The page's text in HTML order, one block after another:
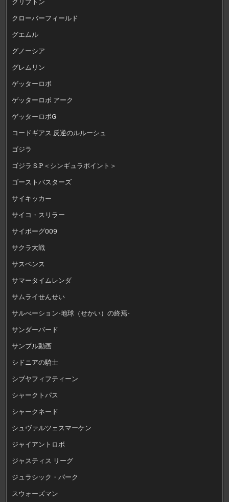
クローバーフィールド
グエムル
グノーシア
グレムリン
ゲッターロボ
ゲッターロボ アーク
ゲッターロボG
コードギアス 反逆のルルーシュ
ゴジラ
ゴジラ S.P＜シンギュラポイント＞
ゴーストバスターズ
サイキッカー
サイコ・スリラー
サイボーグ009
サクラ大戦
サスペンス
サマータイムレンダ
サムライせんせい
サルべーション-地球（せかい）の終焉-
サンダーバード
サンプル動画
シドニアの騎士
シブヤフィフティーン
シャークトパス
シャークネード
シュヴァルツェスマーケン
ジャイアントロボ
ジャスティス リーグ
ジュラシック・パーク
スウォーズマン